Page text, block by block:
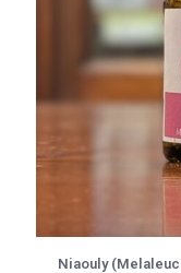
Niaouly